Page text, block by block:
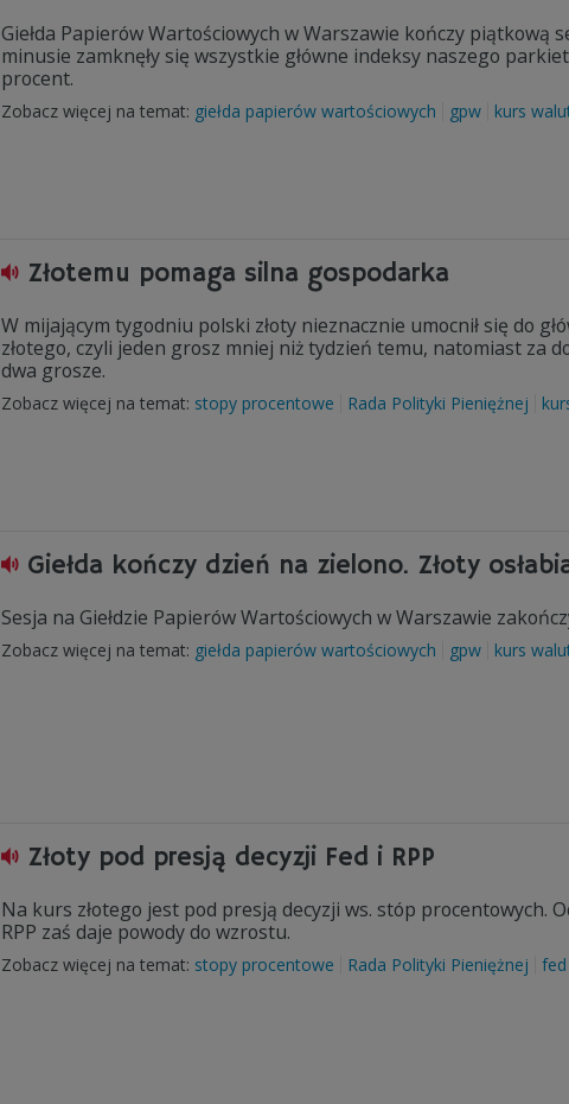
Giełda Papierów Wartościowych w Warszawie kończy piątkową
minusie zamknęły się wszystkie główne indeksy naszego
procent.
Zobacz więcej na temat: giełda papierów wartościowych gpw kurs
Złotemu pomaga silna gospodarka
W mijającym tygodniu polski złoty nieznacznie umocnił się do
złotego, czyli jeden grosz mniej niż tydzień temu, natomiast za
dwa grosze.
Zobacz więcej na temat: stopy procentowe Rada Polityki Pieniężnej
Giełda kończy dzień na zielono. Złoty
Sesja na Giełdzie Papierów Wartościowych w Warszawie
Zobacz więcej na temat: giełda papierów wartościowych gpw kurs
Złoty pod presją decyzji Fed i RPP
Na kurs złotego jest pod presją decyzji ws. stóp procentowych.
RPP zaś daje powody do wzrostu.
Zobacz więcej na temat: stopy procentowe Rada Polityki Pieniężnej fed